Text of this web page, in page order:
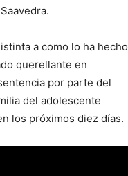
a como lo ha hecho
querellante en
por parte del
del adolescente
los próximos diez días.